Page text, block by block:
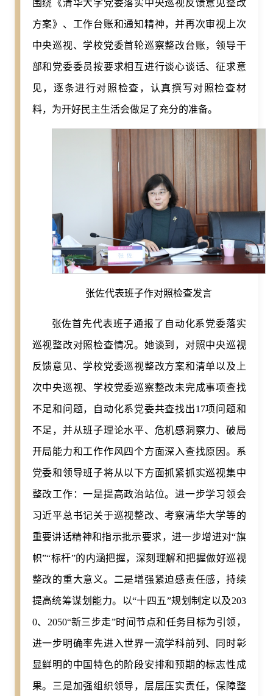
围绕《清华大学党委落实中央巡视反馈意见整改
方案》、工作台账和通知精神，并再次审视上次
中央巡视、学校党委首轮巡察整改台账，领导干
部和党委委员按要求相互进行谈心谈话、征求意
见，逐条进行对照检查，认真撰写对照检查材
料，为开好民主生活会做足了充分的准备。
张佐代表班子作对照检查发言
张佐首先代表班子通报了自动化系党委落实
巡视整改对照检查情况。她谈到，对照中央巡视
反馈意见、学校党委巡视整改方案和清单以及上
次中央巡视、学校党委巡察整改未完成事项查找
不足和问题，自动化系党委共查找出17项问题和
不足，并从班子理论水平、危机感洞察力、破局
开局能力和工作作风四个方面深入查找原因。系
党委和领导班子将从以下方面抓紧抓实巡视集中
整改工作：一是提高政治站位。进一步学习领会
习近平总书记关于巡视整改、考察清华大学等的
重要讲话精神和指示批示要求，进一步增进对“旗
帜”“标杆”的内涵把握，深刻理解和把握做好巡视
整改的重大意义。二是增强紧迫感责任感，持续
提高统筹谋划能力。以“十四五”规划制定以及203
0、2050“新三步走”时间节点和任务目标为引领，
进一步明确率先进入世界一流学科前列、同时彰
显鲜明的中国特色的阶段安排和预期的标志性成
果。三是加强组织领导，层层压实责任，保障整